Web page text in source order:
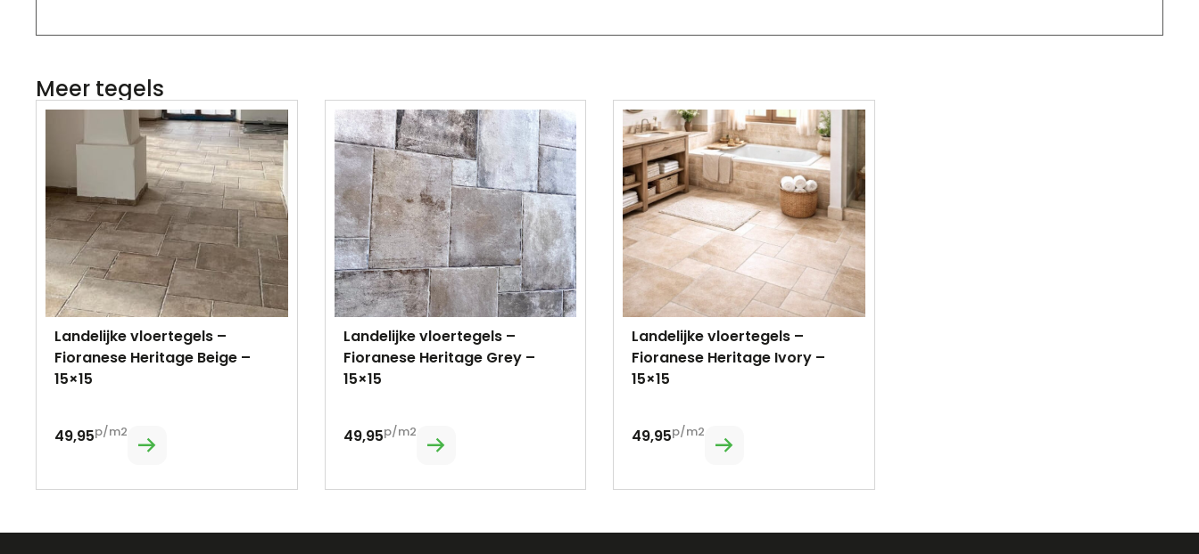
Meer tegels
Landelijke vloertegels –
Fioranese Heritage Beige –
15×15
49,95p/m2
Landelijke vloertegels –
Fioranese Heritage Grey –
15×15
49,95p/m2
Landelijke vloertegels –
Fioranese Heritage Ivory –
15×15
49,95p/m2